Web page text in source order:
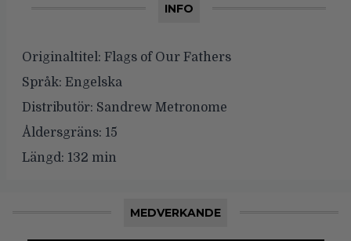
INFO
Originaltitel: Flags of Our Fathers
Språk: Engelska
Distributör: Sandrew Metronome
Åldersgräns: 15
Längd: 132 min
MEDVERKANDE